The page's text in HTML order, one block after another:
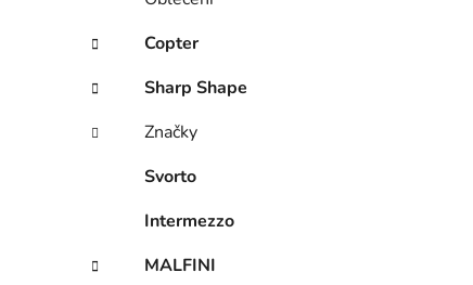
Copter
Sharp Shape
Značky
Svorto
Intermezzo
MALFINI